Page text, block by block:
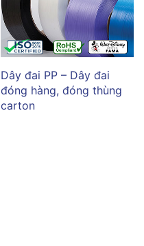
Dây đai PP – Dây đai
đóng hàng, đóng thùng
carton